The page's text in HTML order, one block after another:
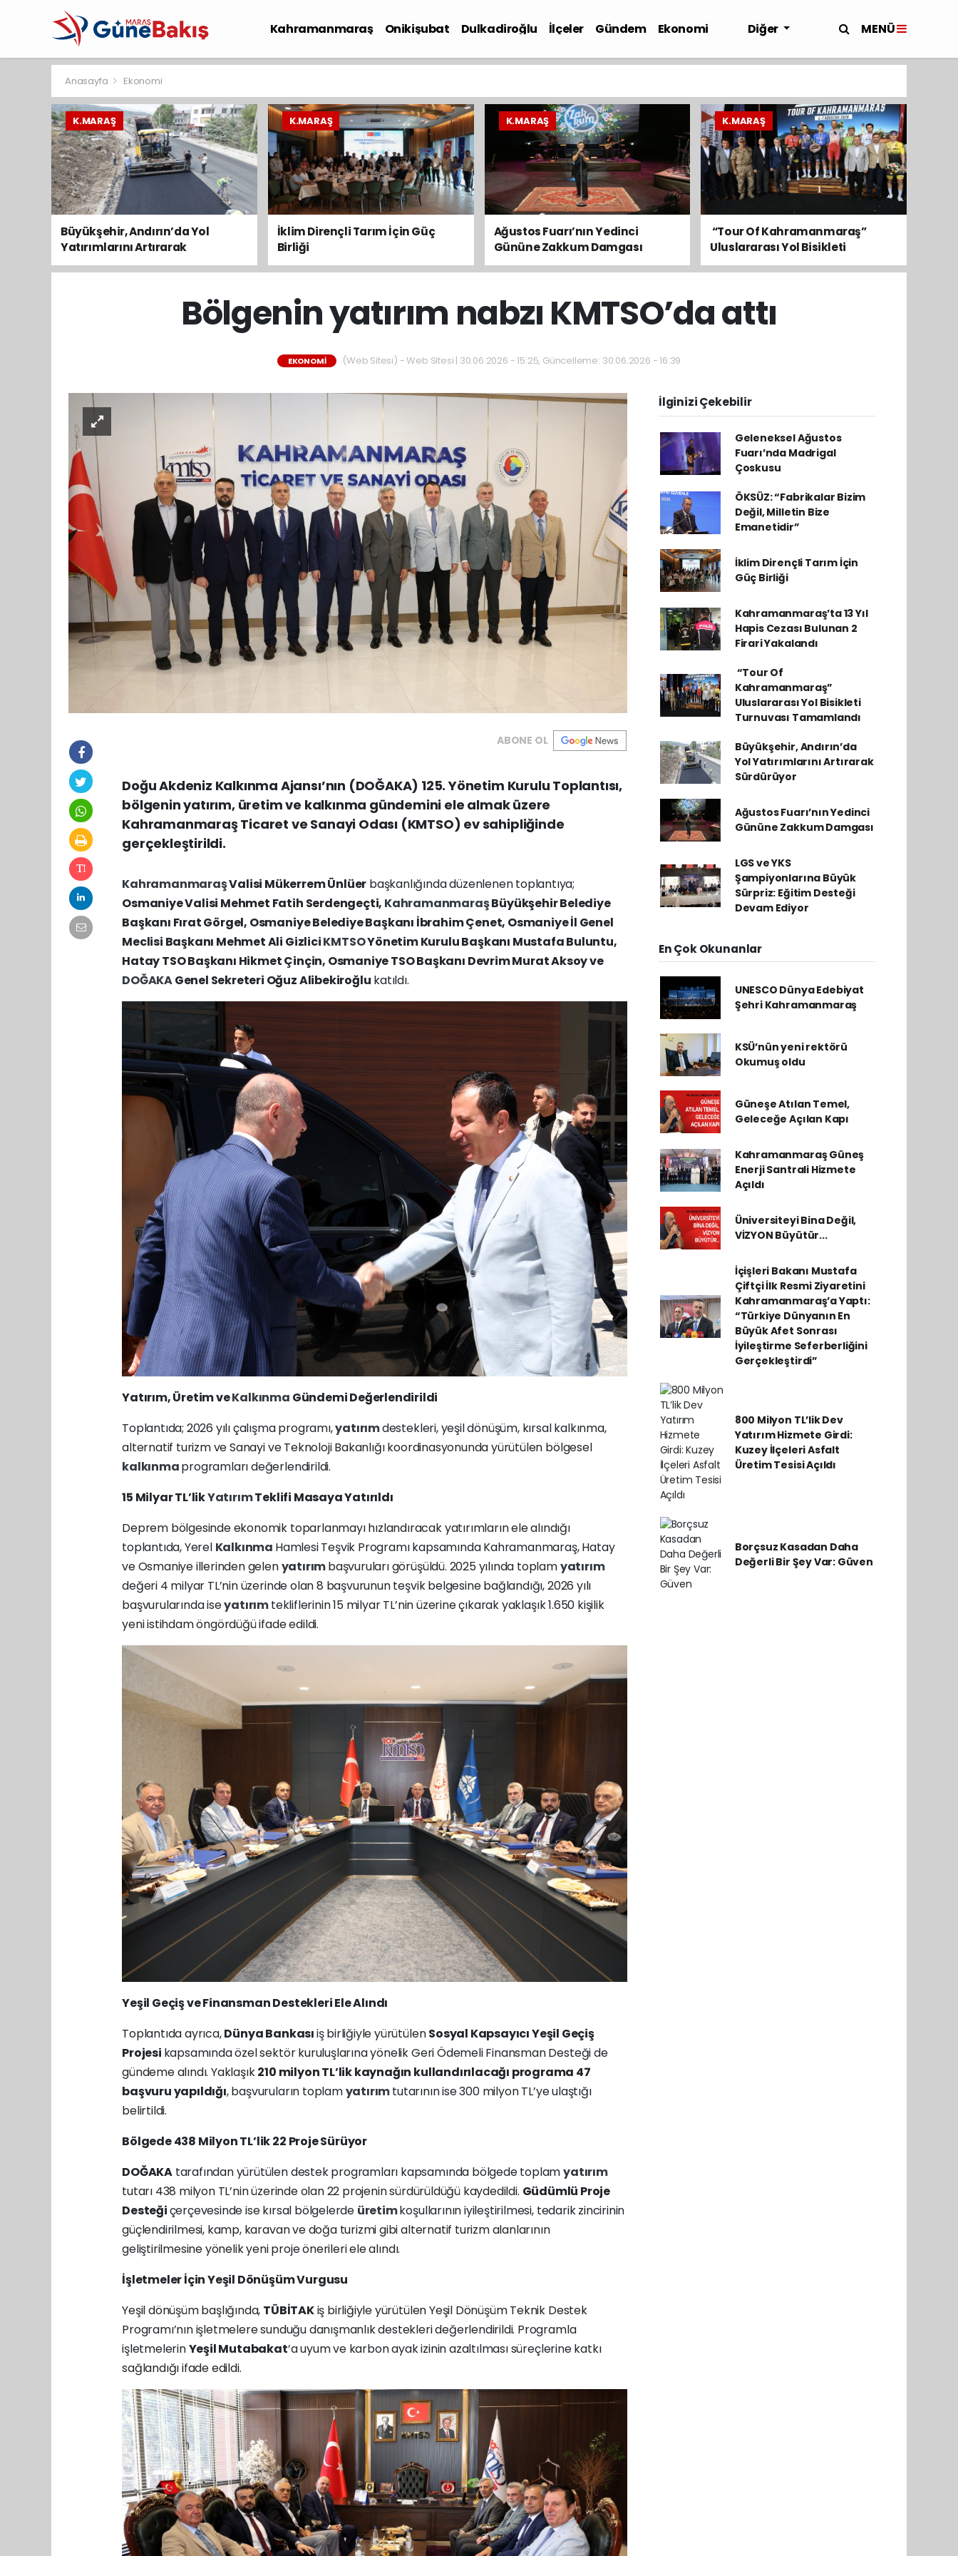
Kahramanmaraş Onikişubat Dulkadiroğlu İlçeler Gündem
Ekonomi
Diğer MENÜ
Anasayfa Ekonomi
K.MARAŞ
Büyükşehir, Andırın’da Yol
Yatırımlarını Artırarak
Sürdürüyor
K.MARAŞ
İklim Dirençli Tarım İçin Güç
Birliği
K.MARAŞ
Ağustos Fuarı’nın Yedinci
Gününe Zakkum Damgası
K.MARAŞ
​ “Tour Of Kahramanmaraş”
Uluslararası Yol Bisikleti
Turnuvası Tamamlandı
Bölgenin yatırım nabzı KMTSO’da attı
EKONOMI (Web Sitesi) - Web Sitesi | 30.06.2026 - 15:25, Güncelleme: 30.06.2026 - 16:39
ABONE OL
Doğu Akdeniz Kalkınma Ajansı’nın (DOĞAKA) 125. Yönetim Kurulu Toplantısı,
bölgenin yatırım, üretim ve kalkınma gündemini ele almak üzere
Kahramanmaraş Ticaret ve Sanayi Odası (KMTSO) ev sahipliğinde
gerçekleştirildi.
KahramanmaraşValisi Mükerrem Ünlüer başkanlığında düzenlenen toplantıya;
Osmaniye Valisi Mehmet Fatih Serdengeçti, KahramanmaraşBüyükşehir Belediye
Başkanı Fırat Görgel, Osmaniye Belediye Başkanı İbrahim Çenet, Osmaniye İl Genel
Meclisi Başkanı Mehmet Ali GizliciKMTSOYönetim Kurulu Başkanı Mustafa Buluntu,
Hatay TSO Başkanı Hikmet Çinçin, Osmaniye TSO Başkanı Devrim Murat Aksoy ve
DOĞAKAGenel Sekreteri Oğuz Alibekiroğlu katıldı.
Yatırım, Üretim veKalkınma Gündemi Değerlendirildi
Toplantıda; 2026 yılı çalışma programı,yatırımdestekleri, yeşil dönüşüm, kırsal kalkınma,
alternatif turizm ve Sanayi ve Teknoloji Bakanlığı koordinasyonunda yürütülen bölgesel
kalkınmaprogramları değerlendirildi.
15 Milyar TL’likYatırımTeklifi Masaya Yatırıldı
Deprem bölgesinde ekonomik toparlanmayı hızlandıracak yatırımların ele alındığı
toplantıda, Yerel Kalkınma Hamlesi Teşvik Programı kapsamında Kahramanmaraş, Hatay
ve Osmaniye illerinden gelenyatırımbaşvuruları görüşüldü. 2025 yılında toplamyatırım
değeri 4 milyar TL’nin üzerinde olan 8 başvurunun teşvik belgesine bağlandığı, 2026 yılı
başvurularında iseyatırımtekliflerinin 15 milyar TL’nin üzerine çıkarak yaklaşık 1.650 kişilik
yeni istihdam öngördüğü ifade edildi.
Yeşil Geçiş ve Finansman Destekleri Ele Alındı
Toplantıda ayrıca,Dünya Bankasıiş birliğiyle yürütülenSosyal Kapsayıcı Yeşil Geçiş
Projesi kapsamında özel sektör kuruluşlarına yönelik Geri Ödemeli Finansman Desteği de
gündeme alındı. Yaklaşık210 milyon TL’lik kaynağın kullandırılacağı programa 47
başvuru yapıldığı, başvuruların toplamyatırımtutarının ise 300 milyon TL’ye ulaştığı
belirtildi.
Bölgede 438 Milyon TL’lik 22 Proje Sürüyor
DOĞAKAtarafından yürütülen destek programları kapsamında bölgede toplamyatırım
tutarı 438 milyon TL’nin üzerinde olan 22 projenin sürdürüldüğü kaydedildi. Güdümlü Proje
Desteğiçerçevesinde ise kırsal bölgelerde üretimkoşullarının iyileştirilmesi, tedarik zincirinin
güçlendirilmesi, kamp, karavan ve doğa turizmi gibi alternatif turizm alanlarının
geliştirilmesine yönelik yeni proje önerileri ele alındı.
İşletmeler İçin Yeşil Dönüşüm Vurgusu
Yeşil dönüşüm başlığında, TÜBİTAKiş birliğiyle yürütülen Yeşil Dönüşüm Teknik Destek
Programı’nın işletmelere sunduğu danışmanlık destekleri değerlendirildi. Programla
işletmelerinYeşil Mutabakat’a uyum ve karbon ayak izinin azaltılması süreçlerine katkı
sağlandığı ifade edildi.
İlginizi Çekebilir
Geleneksel Ağustos
Fuarı’nda Madrigal
Çoskusu
ÖKSÜZ: “Fabrikalar Bizim
Değil, Milletin Bize
Emanetidir”
İklim Dirençli Tarım İçin
Güç Birliği
Kahramanmaraş’ta 13 Yıl
Hapis Cezası Bulunan 2
Firari Yakalandı
​ “Tour Of
Kahramanmaraş”
Uluslararası Yol Bisikleti
Turnuvası Tamamlandı
Büyükşehir, Andırın’da
Yol Yatırımlarını Artırarak
Sürdürüyor
Ağustos Fuarı’nın Yedinci
Gününe Zakkum Damgası
LGS ve YKS
Şampiyonlarına Büyük
Sürpriz: Eğitim Desteği
Devam Ediyor
En Çok Okunanlar
UNESCO Dünya Edebiyat
Şehri Kahramanmaraş
KSÜ’nün yeni rektörü
Okumuş oldu
Güneşe Atılan Temel,
Geleceğe Açılan Kapı
Kahramanmaraş Güneş
Enerji Santrali Hizmete
Açıldı
Üniversiteyi Bina Değil,
VİZYON Büyütür...
İçişleri Bakanı Mustafa
Çiftçi İlk Resmi Ziyaretini
Kahramanmaraş’a Yaptı:
“Türkiye Dünyanın En
Büyük Afet Sonrası
İyileştirme Seferberliğini
Gerçekleştirdi”
800 Milyon TL’lik Dev
Yatırım Hizmete Girdi:
Kuzey İlçeleri Asfalt
Üretim Tesisi Açıldı
Borçsuz Kasadan Daha
Değerli Bir Şey Var: Güven